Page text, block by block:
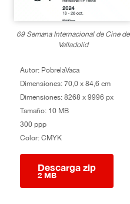
69 Semana Internacional de Cine de
Valladolid
Autor: PobrelaVaca
Dimensiones: 70,0 x 84,6 cm
Dimensiones: 8268 x 9996 px
Tamaño: 10 MB
300 ppp
Color: CMYK
Descarga zip
2 MB